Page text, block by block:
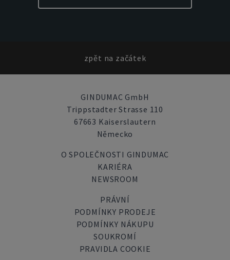
zpět na začátek
GINDUMAC GmbH
Trippstadter Strasse 110
67663 Kaiserslautern
Německo
O SPOLEČNOSTI GINDUMAC
KARIÉRA
NEWSROOM
PRÁVNÍ
PODMÍNKY PRODEJE
PODMÍNKY NÁKUPU
SOUKROMÍ
PRAVIDLA COOKIE